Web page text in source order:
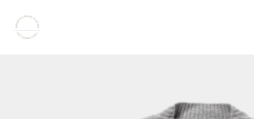
COLLECTION